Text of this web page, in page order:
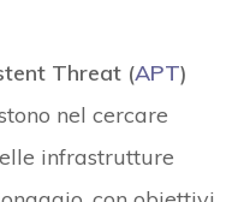
Threat (APT)
nel cercare
infrastrutture